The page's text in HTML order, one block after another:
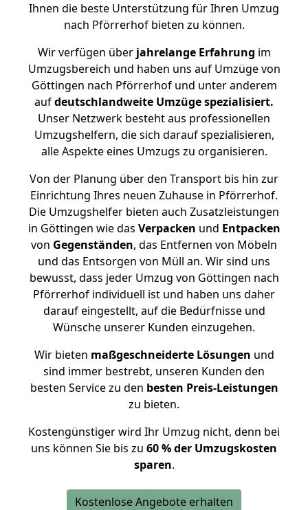
Ihnen die beste Unterstützung für Ihren Umzug
nach Pförrerhof bieten zu können.
Wir verfügen überjahrelange Erfahrung im
Umzugsbereich und haben uns auf Umzüge von
Göttingen nach Pförrerhof und unter anderem
aufdeutschlandweite Umzüge spezialisiert.
Unser Netzwerk besteht aus professionellen
Umzugshelfern, die sich darauf spezialisieren,
alle Aspekte eines Umzugs zu organisieren.
Von der Planung über den Transport bis hin zur
Einrichtung Ihres neuen Zuhause in Pförrerhof.
Die Umzugshelfer bieten auch Zusatzleistungen
in Göttingen wie das Verpacken und Entpacken
von Gegenständen, das Entfernen von Möbeln
und das Entsorgen von Müll an. Wir sind uns
bewusst, dass jeder Umzug von Göttingen nach
Pförrerhof individuell ist und haben uns daher
darauf eingestellt, auf die Bedürfnisse und
Wünsche unserer Kunden einzugehen.
Wir bieten maßgeschneiderte Lösungen und
sind immer bestrebt, unseren Kunden den
besten Service zu den besten Preis-Leistungen
zu bieten.
Kostengünstiger wird Ihr Umzug nicht, denn bei
uns können Sie bis zu 60 % der Umzugskosten
sparen.
Kostenlose Angebote erhalten